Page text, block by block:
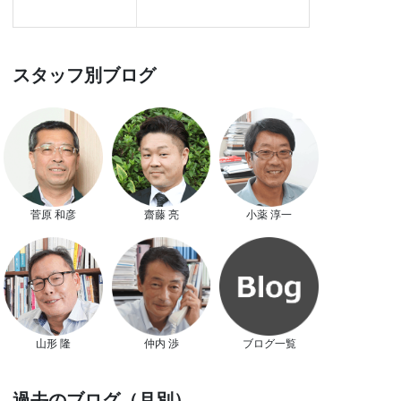
スタッフ別ブログ
菅原 和彦 齋藤 亮 小薬 淳一
山形 隆 仲内 渉 ブログ一覧